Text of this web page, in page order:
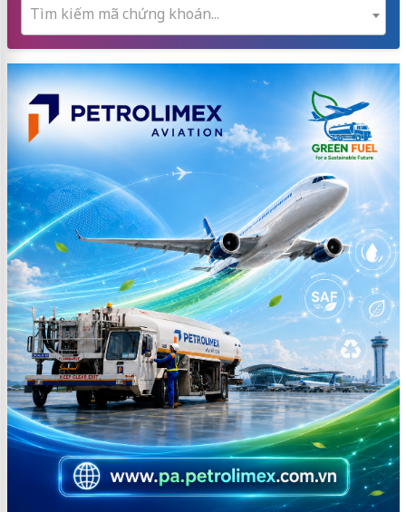
Tìm kiếm mã chứng khoán...